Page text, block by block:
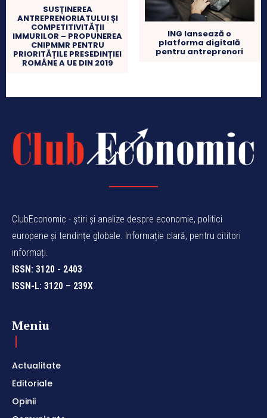
SUSȚINEREA
ANTREPRENORIATULUI ȘI
COMPETITIVITĂȚII
IMMURILOR – PROPUNEREA
CNIPMMR PENTRU
PRIORITĂȚILE PRESEDINȚIEI
ROMÂNE A UE DIN 2019
ING lansează o
platforma digitală
pentru antreprenori
ClubEconomic - știri și analize despre economie, politici
europene și tendințe globale. Informație clară, pentru cititori
informați.
ISSN: 3120 - 2403
ISSN-L: 3120 – 239X
Meniu
Actualitate
Editoriale
Opinii